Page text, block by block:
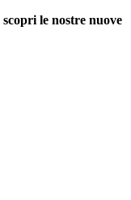
scopri le nostre nuove